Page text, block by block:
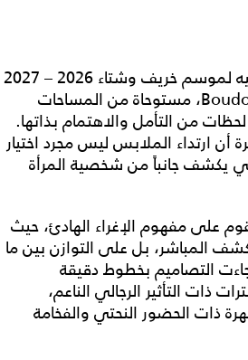
قدم جورجيو أرماني بريفيه لموسم خريف وشتاء 2026 – 2027
مجموعة حملت عنوان Boudoir، مستوحاة من المساحات
من التأمل والاهتمام بذاتها.
ارتداء الملابس ليس مجرد اختيار
جانباً من شخصية المرأة
على مفهوم الإغراء الهادئ، حيث
المباشر، بل على التوازن بين ما
التصاميم بخطوط دقيقة
ذات التأثير الرجالي الناعم،
ذات الحضور النحتي والفخامة